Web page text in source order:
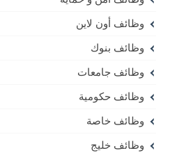
وظائف أون لاين
وظائف بنوك
وظائف جامعات
وظائف حكومية
وظائف خاصة
وظائف خليج